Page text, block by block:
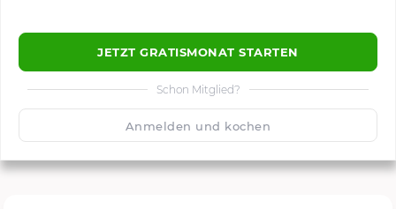
JETZT GRATISMONAT STARTEN
Schon Mitglied?
Anmelden und kochen
🙂 1500 Speichern